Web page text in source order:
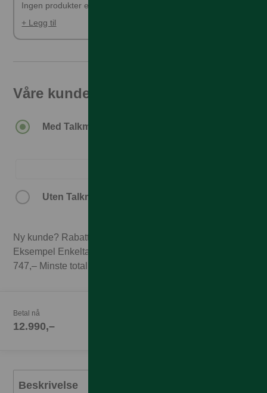
Ingen produkter er valgt
+ Legg til
Våre kunder får den beste prisen
Med Talkmore-abonnement.
Uten Talkmore-abonnement.
Ny kunde? Rabatten forutsetter 3 mnd abonnement.
Eksempel Enkeltabonnement 1GB til 249,– x 3 mnd =
747,– Minste totalpris med 3 mnd abonnement 13.737,–
Betal nå
12.990,–
Beskrivelse